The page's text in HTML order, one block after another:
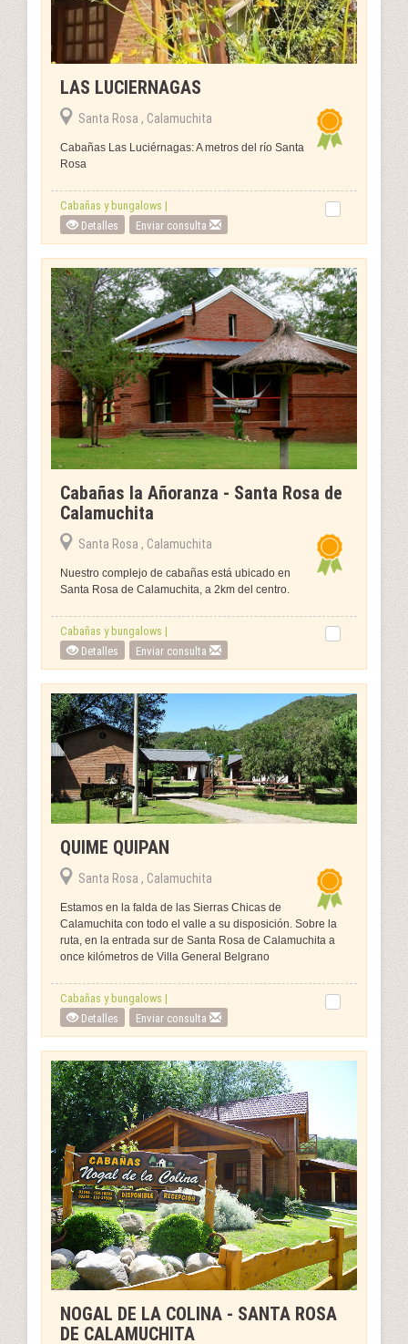
LAS LUCIERNAGAS
Santa Rosa , Calamuchita
Cabañas Las Luciérnagas: A metros del río Santa
Rosa
Cabañas y bungalows |
Detalles
Enviar consulta
Cabañas la Añoranza - Santa Rosa de
Calamuchita
Santa Rosa , Calamuchita
Nuestro complejo de cabañas está ubicado en
Santa Rosa de Calamuchita, a 2km del centro.
Cabañas y bungalows |
Detalles
Enviar consulta
QUIME QUIPAN
Santa Rosa , Calamuchita
Estamos en la falda de las Sierras Chicas de
Calamuchita con todo el valle a su disposición. Sobre la
ruta, en la entrada sur de Santa Rosa de Calamuchita a
once kilómetros de Villa General Belgrano
Cabañas y bungalows |
Detalles
Enviar consulta
NOGAL DE LA COLINA - SANTA ROSA
DE CALAMUCHITA